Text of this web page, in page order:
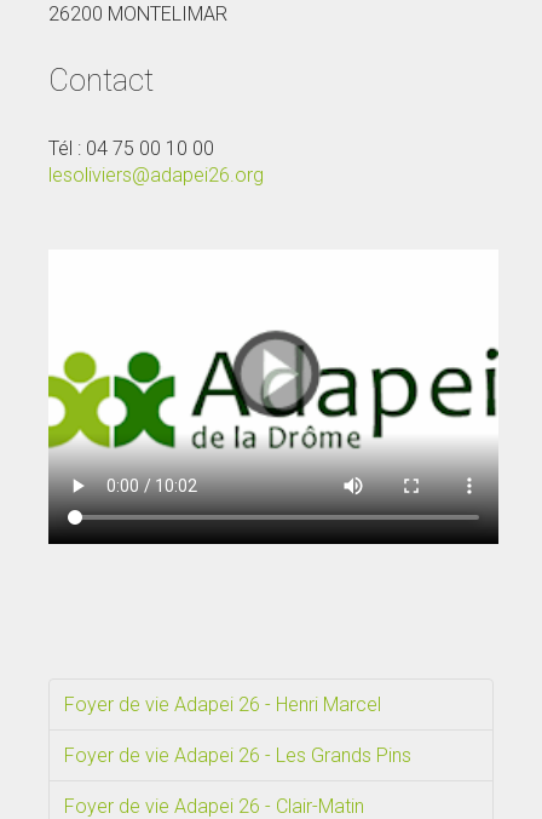
26200 MONTELIMAR
Contact
Tél : 04 75 00 10 00
lesoliviers@adapei26.org
Foyer de vie Adapei 26 - Henri Marcel
Foyer de vie Adapei 26 - Les Grands Pins
Foyer de vie Adapei 26 - Clair-Matin